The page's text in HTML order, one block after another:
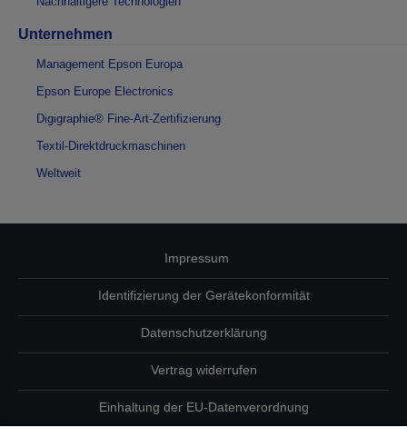
Unternehmen
Management Epson Europa
Epson Europe Electronics
Digigraphie® Fine-Art-Zertifizierung
Textil-Direktdruckmaschinen
Weltweit
Impressum
Identifizierung der Gerätekonformität
Datenschutzerklärung
Vertrag widerrufen
Einhaltung der EU-Datenverordnung